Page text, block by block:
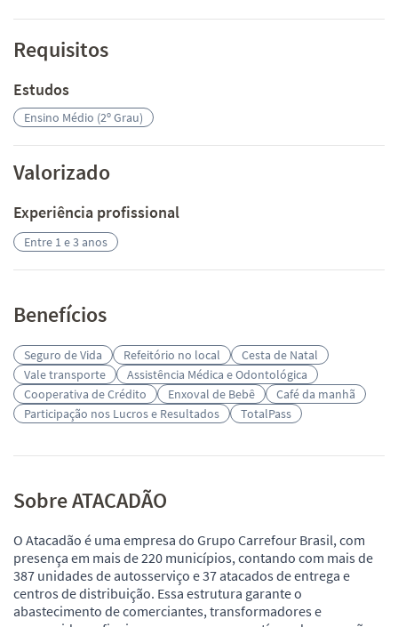
Requisitos
Estudos
Ensino Médio (2º Grau)
Valorizado
Experiência profissional
Entre 1 e 3 anos
Benefícios
Seguro de Vida Refeitório no local
Cesta de Natal
Vale transporte
Assistência Médica e Odontológica
Cooperativa de Crédito
Enxoval de Bebê
Café da manhã
Participação nos Lucros e Resultados
TotalPass
Sobre ATACADÃO
O Atacadão é uma empresa do Grupo Carrefour Brasil, com
presença em mais de 220 municípios, contando com mais de
387 unidades de autosserviço e 37 atacados de entrega e
centros de distribuição. Essa estrutura garante o
abastecimento de comerciantes, transformadores e